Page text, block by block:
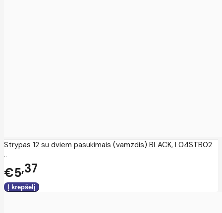
Strypas 12 su dviem pasukimais (vamzdis) BLACK, L04STB02
..
€5 37